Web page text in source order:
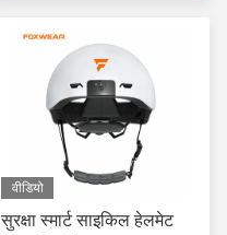
वीडियो
सुरक्षा स्मार्ट साइकिल हेलमेट